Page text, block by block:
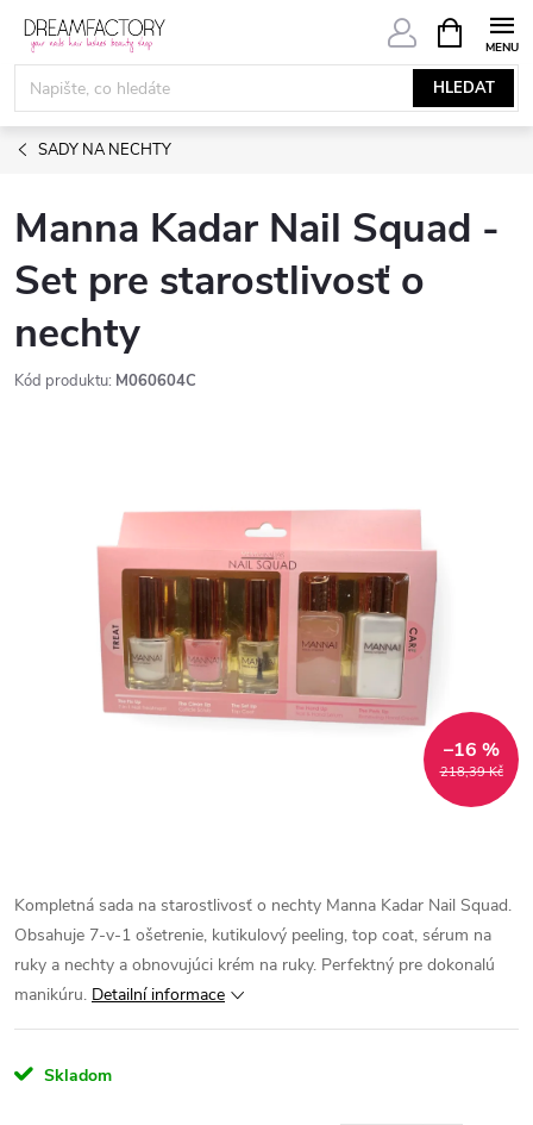
Přejít
obsah
HLEDAT
NÁKUPNÍ
KOŠÍK
SADY NA NECHTY
Manna Kadar Nail Squad -
Set pre starostlivosť o
nechty
Kód produktu: M060604C
218,39 Kč
–16 %
Kompletná sada na starostlivosť o nechty Manna Kadar Nail Squad.
Obsahuje 7-v-1 ošetrenie, kutikulový peeling, top coat, sérum na
ruky a nechty a obnovujúci krém na ruky. Perfektný pre dokonalú
manikúru. Detailní informace
Skladom